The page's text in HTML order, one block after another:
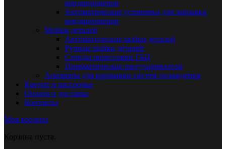
кондиционеров
Автоматические установки для заправки
кондиционеров
Мойки деталей
Автоматические мойки деталей
Ручные мойки деталей
Стенды опрессовки ГБЦ
Пневматические рассухариватели
Аппараты для промывки систем охлаждения
Кредит и рассрочка
Оплата и доставка
Контакты
Моя корзина
Корзина пуста.